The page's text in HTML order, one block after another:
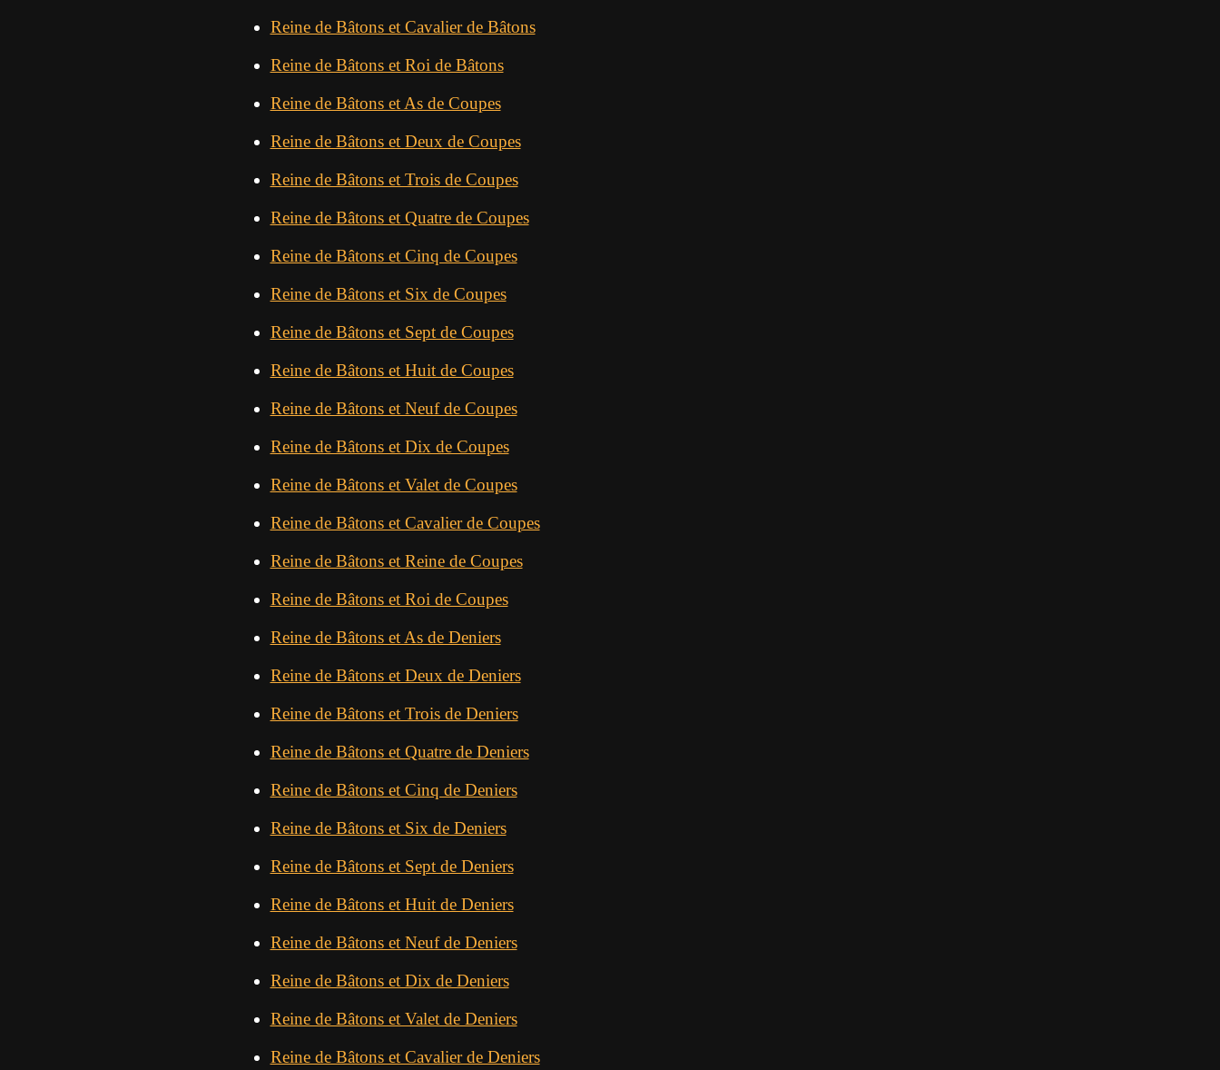
Reine de Bâtons et Cavalier de Bâtons
Reine de Bâtons et Roi de Bâtons
Reine de Bâtons et As de Coupes
Reine de Bâtons et Deux de Coupes
Reine de Bâtons et Trois de Coupes
Reine de Bâtons et Quatre de Coupes
Reine de Bâtons et Cinq de Coupes
Reine de Bâtons et Six de Coupes
Reine de Bâtons et Sept de Coupes
Reine de Bâtons et Huit de Coupes
Reine de Bâtons et Neuf de Coupes
Reine de Bâtons et Dix de Coupes
Reine de Bâtons et Valet de Coupes
Reine de Bâtons et Cavalier de Coupes
Reine de Bâtons et Reine de Coupes
Reine de Bâtons et Roi de Coupes
Reine de Bâtons et As de Deniers
Reine de Bâtons et Deux de Deniers
Reine de Bâtons et Trois de Deniers
Reine de Bâtons et Quatre de Deniers
Reine de Bâtons et Cinq de Deniers
Reine de Bâtons et Six de Deniers
Reine de Bâtons et Sept de Deniers
Reine de Bâtons et Huit de Deniers
Reine de Bâtons et Neuf de Deniers
Reine de Bâtons et Dix de Deniers
Reine de Bâtons et Valet de Deniers
Reine de Bâtons et Cavalier de Deniers